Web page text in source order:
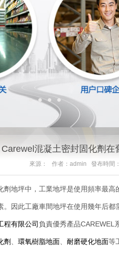
Carewel混凝土密封固化劑
來源： 作者：admin 發布時間
地坪中，工業地坪是使用頻率最高
。因此工廠車間地坪在使用幾年后都
程有限公司 負責優秀產品CAREWEL
劑 、環氧樹脂地面 、耐磨硬化地面等